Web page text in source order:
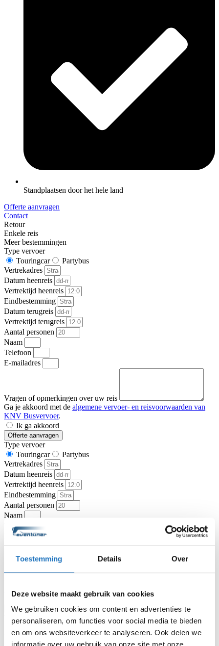
Toestemming Details Over
Deze website maakt gebruik van cookies
We gebruiken cookies om content en advertenties te
personaliseren, om functies voor social media te bieden
en om ons websiteverkeer te analyseren. Ook delen we
informatie over uw gebruik van onze site met onze
Standplaatsen door het hele land
Offerte aanvragen
Contact
Retour
Enkele reis
Meer bestemmingen
Type vervoer
Touringcar
Partybus
Vertrekadres
Datum heenreis
Vertrektijd heenreis
Eindbestemming
Datum terugreis
Vertrektijd terugreis
Aantal personen
Naam
Telefoon
E-mailadres
Vragen of opmerkingen over uw reis
Ga je akkoord met de algemene vervoer- en reisvoorwaarden van
KNV Busvervoer.
Ik ga akkoord
Offerte aanvragen
Type vervoer
Touringcar
Partybus
Vertrekadres
Datum heenreis
Vertrektijd heenreis
Eindbestemming
Aantal personen
Naam
Telefoon
E-mailadres
Vragen of opmerkingen over uw reis
Ik ga akkoord
Offerte aanvragen
Type vervoer
Vertrekadres